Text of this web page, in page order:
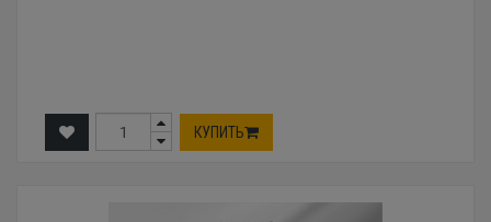
КУПИТЬ